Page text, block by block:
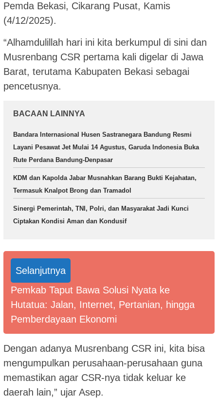
Pemda Bekasi, Cikarang Pusat, Kamis
(4/12/2025).
“Alhamdulillah hari ini kita berkumpul di sini dan
Musrenbang CSR pertama kali digelar di Jawa
Barat, terutama Kabupaten Bekasi sebagai
pencetusnya.
BACAAN LAINNYA
Bandara Internasional Husen Sastranegara Bandung Resmi
Layani Pesawat Jet Mulai 14 Agustus, Garuda Indonesia Buka
Rute Perdana Bandung-Denpasar
KDM dan Kapolda Jabar Musnahkan Barang Bukti Kejahatan,
Termasuk Knalpot Brong dan Tramadol
Sinergi Pemerintah, TNI, Polri, dan Masyarakat Jadi Kunci
Ciptakan Kondisi Aman dan Kondusif
Selanjutnya
Pemkab Taput Bawa Solusi Nyata ke
Hutatua: Jalan, Internet, Pertanian, hingga
Pemberdayaan Ekonomi
Dengan adanya Musrenbang CSR ini, kita bisa
mengumpulkan perusahaan-perusahaan guna
memastikan agar CSR-nya tidak keluar ke
daerah lain,” ujar Asep.